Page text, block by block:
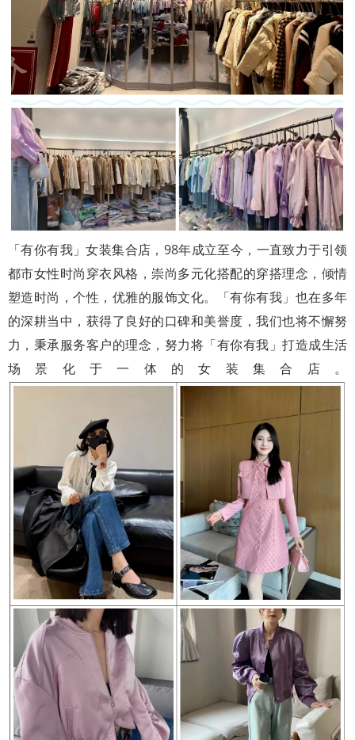
「有你有我」女装集合店，98年成立至今，一直致力于引领
都市女性时尚穿衣风格，崇尚多元化搭配的穿搭理念，倾情
塑造时尚，个性，优雅的服饰文化。「有你有我」也在多年
的深耕当中，获得了良好的口碑和美誉度，我们也将不懈努
力，秉承服务客户的理念，努力将「有你有我」打造成生活
场景化于一体的女装集合店。